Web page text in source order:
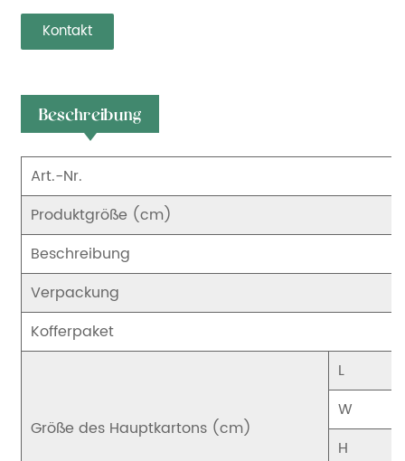
Kontakt
Beschreibung
Art.-Nr.
Produktgröße (cm)
Beschreibung
Verpackung
Kofferpaket
Größe des Hauptkartons (cm)
L
W
H